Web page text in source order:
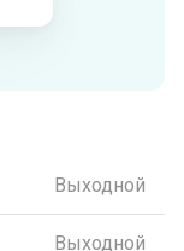
Выходной
Выходной